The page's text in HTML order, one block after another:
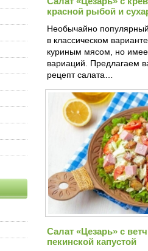
красной рыбой и
Необычайно
в классическом
куриным мясом, но
вариаций. Предлагаем
рецепт салата…
Салат «Цезарь» с
пекинской капустой